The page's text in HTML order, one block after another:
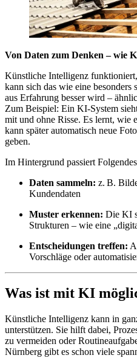
Von Daten zum Denken – wie
Künstliche Intelligenz
kann sich das wie eine
aus Erfahrung besser wird –
Zum Beispiel: Ein KI-System
mit und ohne Risse. Es lernt, wie
kann später automatisch neue
geben.
Im Hintergrund passiert
Daten sammeln: z. B.
Kundendaten
Muster erkennen: Die KI
Strukturen – wie eine
Entscheidungen treffen:
Vorschläge oder
Was ist mit KI
Künstliche Intelligenz kann in
unterstützen. Sie hilft dabei,
zu vermeiden oder
Nürnberg gibt es schon viele